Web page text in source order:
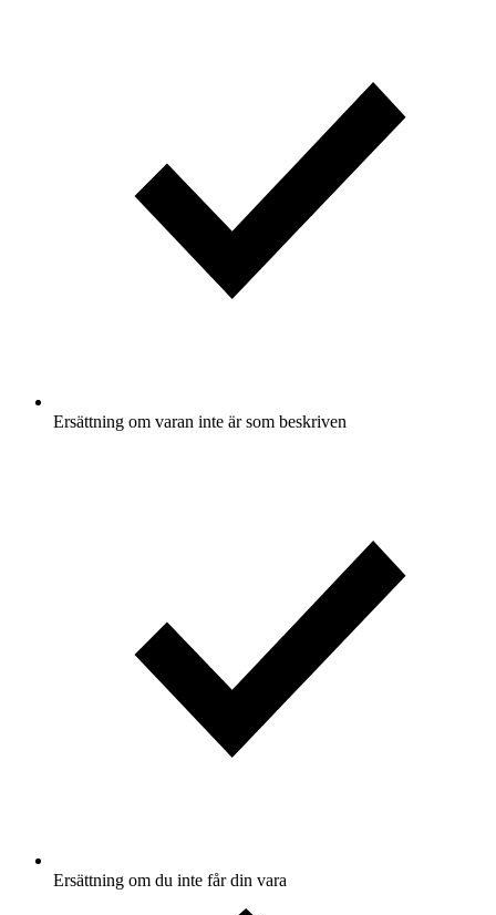
Ersättning om varan inte är som beskriven
Ersättning om du inte får din vara